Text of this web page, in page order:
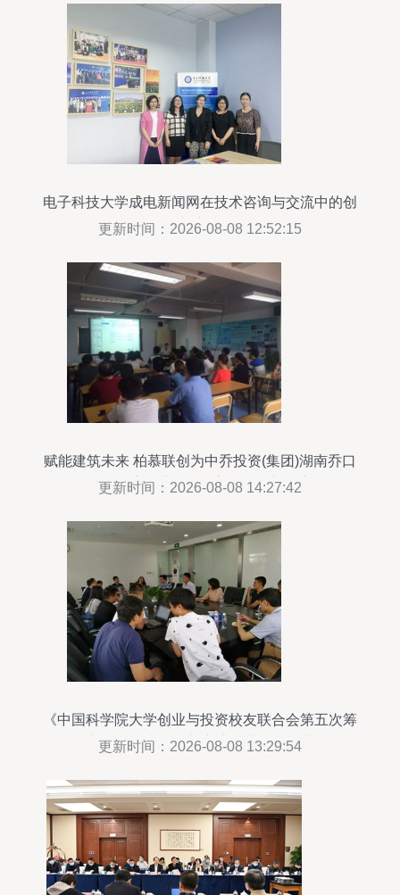
电子科技大学成电新闻网在技术咨询与交流中的创
新实践
更新时间：2026-08-08 12:52:15
赋能建筑未来 柏慕联创为中乔投资(集团)湖南乔口
建设开启企业级BIM定制服务新篇章
更新时间：2026-08-08 14:27:42
《中国科学院大学创业与投资校友联合会第五次筹
备会议 聚焦技术咨询与交流，共绘科创蓝图》
更新时间：2026-08-08 13:29:54